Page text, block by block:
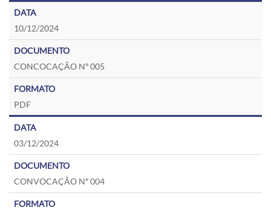
10/12/2024
CONCOCAÇÃO Nº 005
PDF
03/12/2024
CONVOCAÇÃO Nº 004